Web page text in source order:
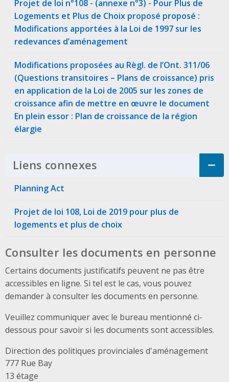
Projet de loi n°108 - (annexe n°3) - Pour Plus de
Logements et Plus de Choix proposé proposé :
Modifications apportées à la Loi de 1997 sur les
redevances d’aménagement
Modifications proposées au Règl. de l’Ont. 311/06
(Questions transitoires – Plans de croissance) pris
en application de la Loi de 2005 sur les zones de
croissance afin de mettre en œuvre le document
En plein essor : Plan de croissance de la région
élargie
Liens connexes Click to Expand
Planning Act
Projet de loi 108, Loi de 2019 pour plus de
logements et plus de choix
Consulter les documents en personne
Certains documents justificatifs peuvent ne pas être
accessibles en ligne. Si tel est le cas, vous pouvez
demander à consulter les documents en personne.
Veuillez communiquer avec le bureau mentionné ci-
dessous pour savoir si les documents sont accessibles.
Direction des politiques provinciales d'aménagement
Address
777 Rue Bay
13 étage